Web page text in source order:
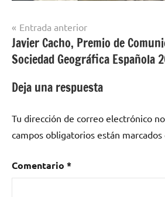
Navegación
de
entradas
Entrada anterior
Javier Cacho, Premio de
Sociedad Geográfica Española
Deja una respuesta
Tu dirección de correo electrónico
campos obligatorios están marcados
Comentario *